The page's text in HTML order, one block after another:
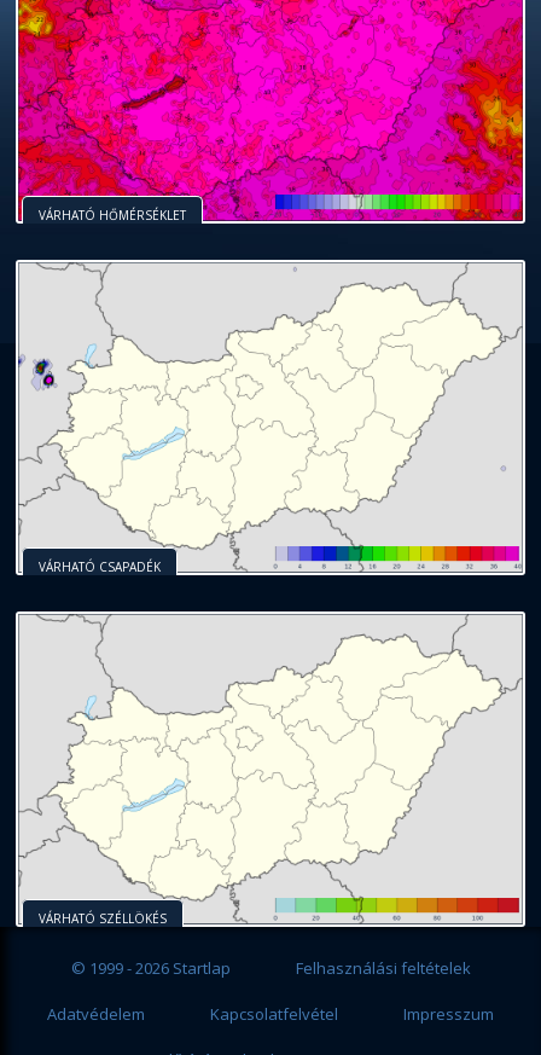
VÁRHATÓ HŐMÉRSÉKLET
VÁRHATÓ CSAPADÉK
VÁRHATÓ SZÉLLÖKÉS
© 1999 - 2026 Startlap Felhasználási feltételek
Adatvédelem Kapcsolatfelvétel Impresszum